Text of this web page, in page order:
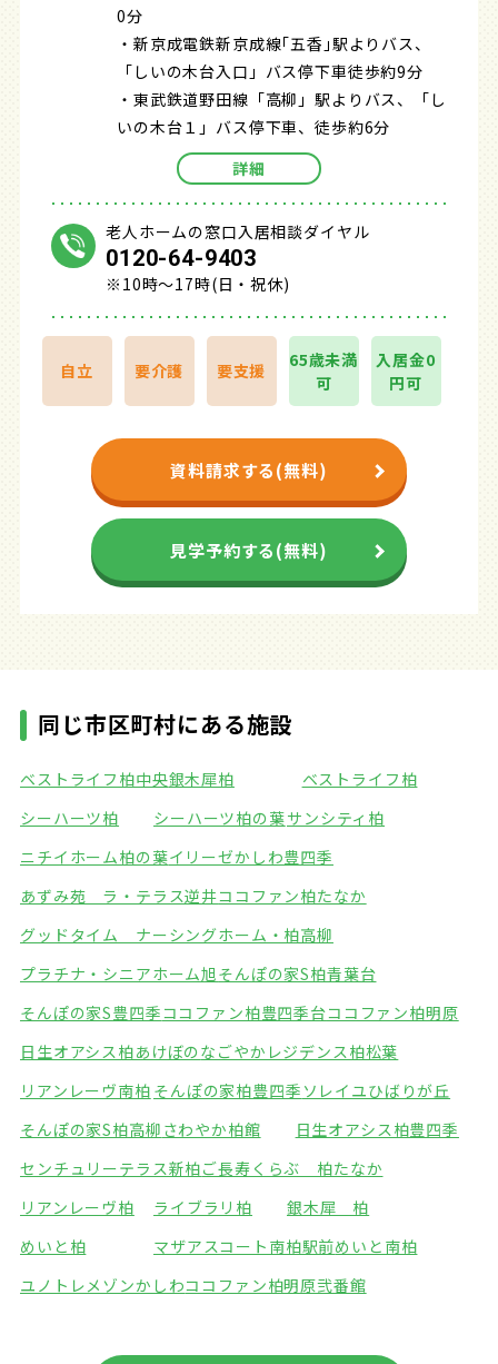
0分
・新京成電鉄新京成線｢五香｣駅よりバス、
「しいの木台入口」バス停下車徒歩約9分
・東武鉄道野田線「高柳」駅よりバス、「し
いの木台１」バス停下車、徒歩約6分
詳細
老人ホームの窓口入居相談ダイヤル
0120-64-9403
※10時～17時(日・祝休)
自立 要介護 要支援
65歳未満
可
入居金0
円可
資料請求する(無料)
見学予約する(無料)
同じ市区町村にある施設
ベストライフ柏中央銀木犀柏
ベストライフ柏
シーハーツ柏
シーハーツ柏の葉サンシティ柏
ニチイホーム柏の葉イリーゼかしわ豊四季
あずみ苑 ラ・テラス逆井ココファン柏たなか
グッドタイム ナーシングホーム・柏高柳
プラチナ・シニアホーム旭そんぽの家S柏青葉台
そんぽの家S豊四季ココファン柏豊四季台ココファン柏明原
日生オアシス柏あけぼの なごやかレジデンス柏松葉
リアンレーヴ南柏 そんぽの家柏豊四季 ソレイユひばりが丘
そんぽの家S柏高柳 さわやか柏館
日生オアシス柏豊四季
センチュリーテラス新柏ご長寿くらぶ 柏たなか
リアンレーヴ柏
ライブラリ柏
銀木犀 柏
めいと柏
マザアスコート南柏駅前めいと南柏
ユノトレメゾンかしわココファン柏明原弐番館